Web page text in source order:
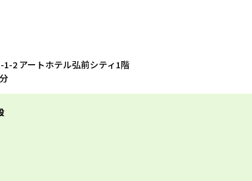
2 アートホテル弘前シティ1階